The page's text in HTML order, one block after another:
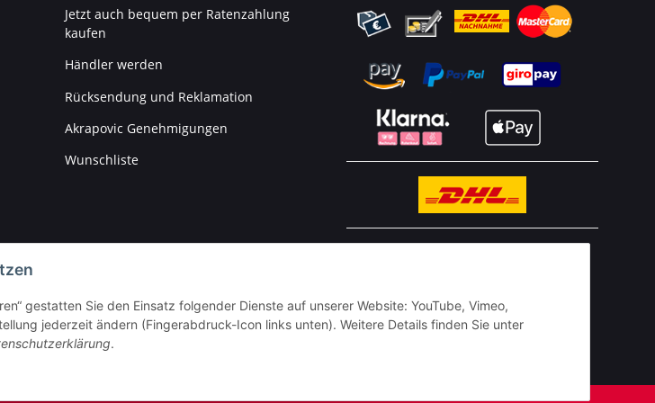
gestatten Sie den Einsatz folgender Dienste auf unserer Website: YouTube, Vimeo,
jederzeit ändern (Fingerabdruck-Icon links unten). Weitere Details finden Sie unter
.
Jetzt auch bequem per Ratenzahlung
kaufen
Händler werden
Rücksendung und Reklamation
Akrapovic Genehmigungen
Wunschliste